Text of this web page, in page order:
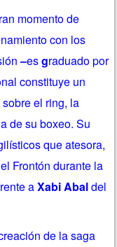
momento de
con los
–esgraduado por
constituye un
el ring, la
de su boxeo. Su
que atesora,
Frontón durante la
aXabi Abaldel
de la saga